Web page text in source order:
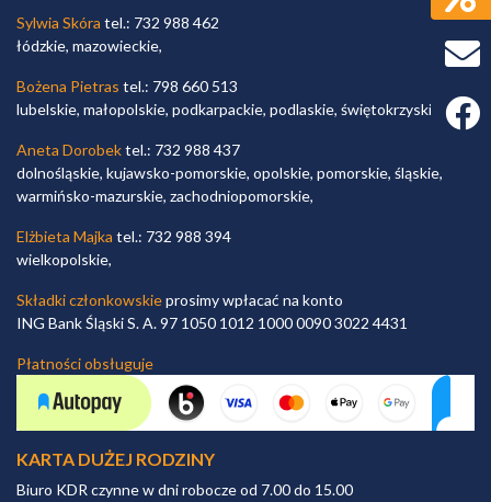
Sylwia Skóra tel.: 732 988 462
łódzkie, mazowieckie,
Bożena Pietras tel.: 798 660 513
lubelskie, małopolskie, podkarpackie, podlaskie, świętokrzyskie,
Aneta Dorobektel.: 732 988 437
dolnośląskie, kujawsko-pomorskie, opolskie, pomorskie, śląskie,
warmińsko-mazurskie, zachodniopomorskie,
Elżbieta Majka tel.: 732 988 394
wielkopolskie,
Składki członkowskieprosimy wpłacać na konto
ING Bank Śląski S. A. 97 1050 1012 1000 0090 3022 4431
Płatności obsługuje
KARTA DUŻEJ RODZINY
Biuro KDR czynne w dni robocze od 7.00 do 15.00